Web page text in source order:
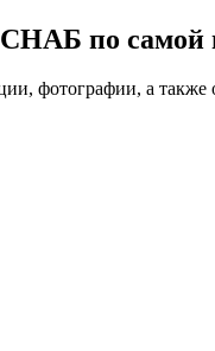
по самой
а также